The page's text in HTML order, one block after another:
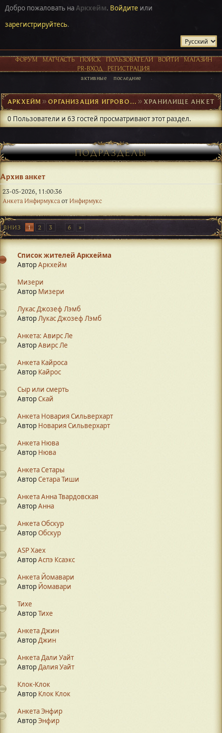
Добро пожаловать наАркхейм. Войдите или
зарегистрируйтесь.
ФОРУМ МАТЧАСТЬ ПОИСК ПОЛЬЗОВАТЕЛИ ВОЙТИ
МАГАЗИН
PR-ВХОД
РЕГИСТРАЦИЯ
активные последние
АРКХЕЙМ ► ОРГАНИЗАЦИЯ ИГРОВОГО ПРОЦЕССА ►ХРАНИЛИЩЕ АНКЕТ
0 Пользователи и 63 гостей просматривают этот раздел.
ПОДРАЗДЕЛЫ
Архив анкет
23-05-2026, 11:00:36
Анкета Инфирмуксаот Инфирмукс
ВНИЗ 1 2 3 6
Список жителей Аркхейма
АвторАркхейм
Мизери
Автор Mизери
Лукас Джозеф Лэмб
АвторЛукас Джозеф Лэмб
Анкета: Авирс Ле
АвторАвирс Ле
Анкета Кайроса
Автор Кайрос
Сыр или смерть
АвторСкай
Анкета Новария Сильверхарт
Автор Новария Сильверхарт
Анкета Нюва
Автор Нюва
Анкета Сетары
АвторСетара Тиши
Анкета Анна Твардовская
АвторАнна
Анкета Обскур
АвторОбскур
ASP Xaex
АвторАспэ Ксаэкс
Анкета Йомавари
Автор Йомавари
Тихе
АвторТихе
Анкета Джин
АвторДжин
Анкета Дали Уайт
АвторДалия Уайт
Клок-Клок
Автор Клок Клок
Анкета Энфир
АвторЭнфир